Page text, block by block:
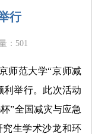
行
： 501
师范大学“京师减
利举行。此次活动
”全国减灾与应急
究生学术沙龙和环